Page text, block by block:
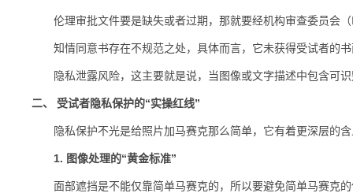
伦理审批文件要是缺失或者过期，那就要经机构审查委员会（
知情同意书存在不规范之处，具体而言，它未获得受试者的书
隐私泄露风险，这主要就是说，当图像或文字描述中包含可识
二、 受试者隐私保护的“实操红线”
隐私保护不光是给照片加马赛克那么简单，它有着更深层的含
1. 图像处理的“黄金标准”
面部遮挡是不能仅靠简单马赛克的，所以要避免简单马赛克的